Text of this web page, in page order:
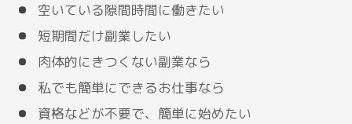
空いている隙間時間に働きたい
短期間だけ副業したい
肉体的にきつくない副業なら
私でも簡単にできるお仕事なら
資格などが不要で、簡単に始めたい